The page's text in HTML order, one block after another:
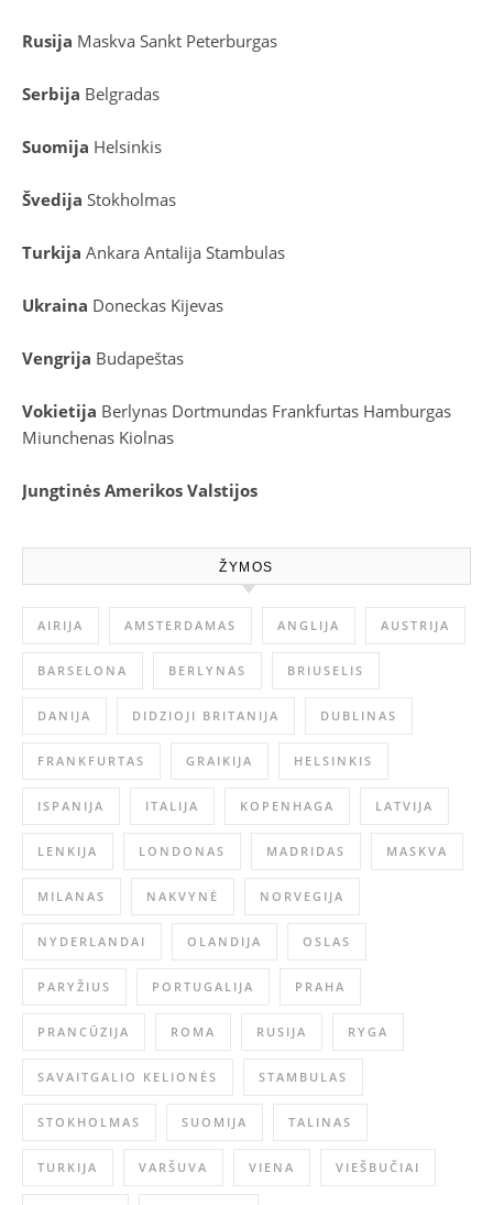
Rusija Maskva Sankt Peterburgas
Serbija Belgradas
Suomija Helsinkis
Švedija Stokholmas
Turkija Ankara Antalija Stambulas
Ukraina Doneckas Kijevas
Vengrija Budapeštas
Vokietija Berlynas Dortmundas Frankfurtas Hamburgas
Miunchenas Kiolnas
Jungtinės Amerikos Valstijos
ŽYMOS
AIRIJA AMSTERDAMAS ANGLIJA AUSTRIJA
BARSELONA BERLYNAS BRIUSELIS
DANIJA DIDZIOJI BRITANIJA DUBLINAS
FRANKFURTAS GRAIKIJA HELSINKIS
ISPANIJA ITALIJA KOPENHAGA LATVIJA
LENKIJA LONDONAS MADRIDAS MASKVA
MILANAS NAKVYNĖ NORVEGIJA
NYDERLANDAI OLANDIJA OSLAS
PARYŽIUS PORTUGALIJA PRAHA
PRANCŪZIJA ROMA RUSIJA RYGA
SAVAITGALIO KELIONĖS STAMBULAS
STOKHOLMAS SUOMIJA TALINAS
TURKIJA VARŠUVA VIENA VIEŠBUČIAI